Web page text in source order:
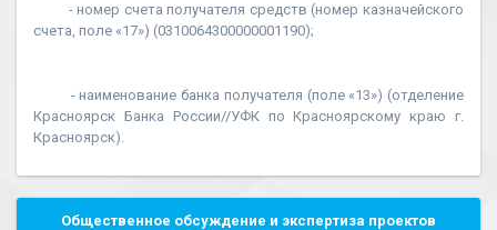
- номер счета получателя средств (номер казначейского
счета, поле «17») (0310064300000001190);
- наименование банка получателя (поле «13») (отделение
Красноярск Банка России//УФК по Красноярскому краю г.
Красноярск).
Общественное обсуждение и экспертиза проектов